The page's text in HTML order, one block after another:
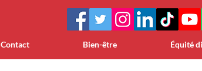
Contact Bien-être Équité